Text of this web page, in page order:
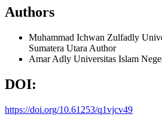
Authors
Muhammad Ichwan Zulfadly
Sumatera Utara Author
Amar Adly Universitas Islam
DOI:
https://doi.org/10.61253/q1vjcv49